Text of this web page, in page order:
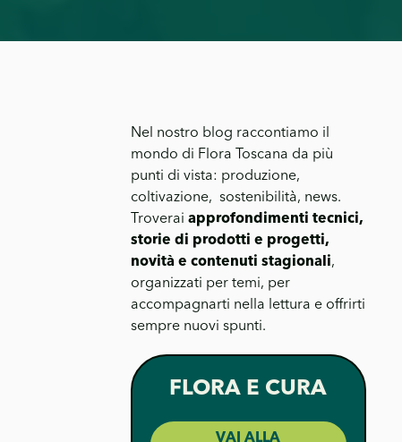
Nel nostro blog raccontiamo il
mondo di Flora Toscana da più
punti di vista: produzione,
coltivazione, sostenibilità, news.
Troveraiapprofondimenti tecnici,
storie di prodotti e progetti,
novità e contenuti stagionali,
organizzati per temi, per
accompagnarti nella lettura e offrirti
sempre nuovi spunti.
FLORA E CURA